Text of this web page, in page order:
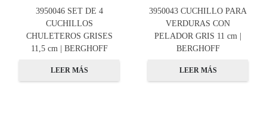
3950046 SET DE 4
CUCHILLOS
CHULETEROS GRISES
11,5 cm | BERGHOFF
LEER MÁS
3950043 CUCHILLO PARA
VERDURAS CON
PELADOR GRIS 11 cm |
BERGHOFF
LEER MÁS